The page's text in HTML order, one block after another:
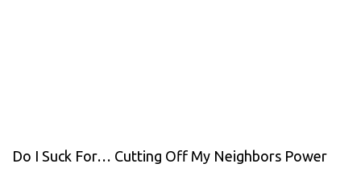
Do I Suck For… Cutting Off My Neighbors Power